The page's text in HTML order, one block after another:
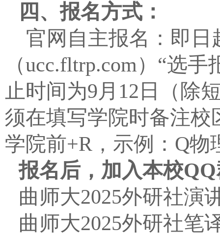
四、报名方式：
官网自主报名：即
（ucc.fltrp.com）“选手
止时间为9月 12 日（除
须在填写学院时备注
学院前+R ，示例： Q物
报名后，加入本校QQ
曲师大2025外研社演
曲师大2025外研社笔